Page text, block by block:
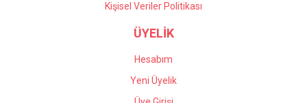
Kişisel Veriler Politikası
ÜYELİK
Hesabım
Yeni Üyelik